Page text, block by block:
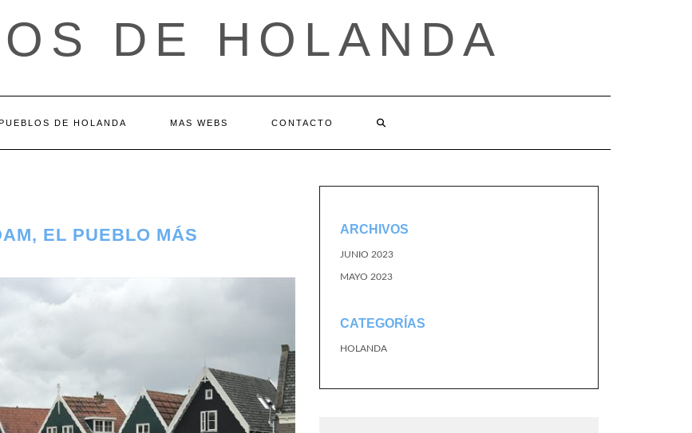
DE HOLANDA
DE HOLANDA MAS WEBS CONTACTO
EL PUEBLO MÁS
ARCHIVOS
JUNIO 2023
MAYO 2023
CATEGORÍAS
HOLANDA